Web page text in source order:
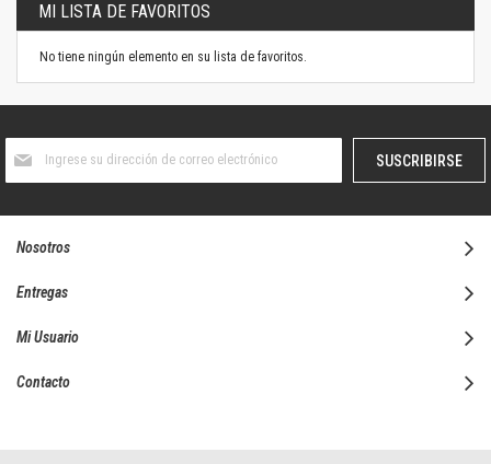
MI LISTA DE FAVORITOS
No tiene ningún elemento en su lista de favoritos.
boletín
SUSCRIBIRSE
Nosotros
Entregas
Mi Usuario
Contacto